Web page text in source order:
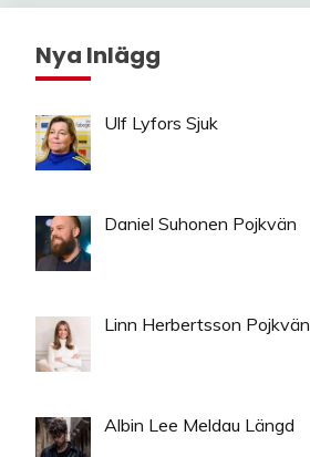
Nya Inlägg
Ulf Lyfors Sjuk
Daniel Suhonen Pojkvän
Linn Herbertsson Pojkvän
Albin Lee Meldau Längd